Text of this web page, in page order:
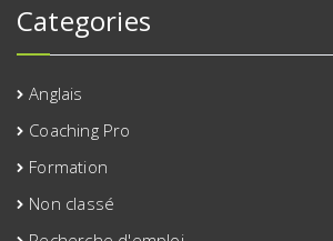
Categories
Anglais
Coaching Pro
Formation
Non classé